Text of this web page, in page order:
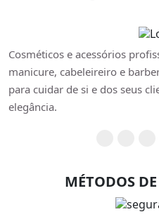
Cosméticos e acessórios
manicure, cabeleireiro e
para cuidar de si e dos seus
elegância.
MÉTODOS